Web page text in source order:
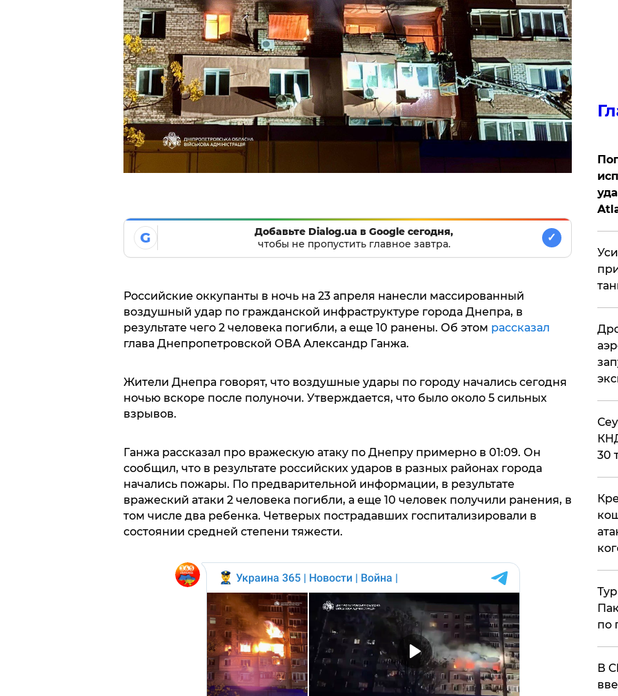
G
Добавьте Dialog.ua в Google сегодня,
чтобы не пропустить главное завтра.
✓
Российские оккупанты в ночь на 23 апреля нанесли массированный
воздушный удар по гражданской инфраструктуре города Днепра, в
результате чего 2 человека погибли, а еще 10 ранены. Об этом рассказал
глава Днепропетровской ОВА Александр Ганжа.
Жители Днепра говорят, что воздушные удары по городу начались сегодня
ночью вскоре после полуночи. Утверждается, что было около 5 сильных
взрывов.
Ганжа рассказал про вражескую атаку по Днепру примерно в 01:09. Он
сообщил, что в результате российских ударов в разных районах города
начались пожары. По предварительной информации, в результате
вражеский атаки 2 человека погибли, а еще 10 человек получили ранения, в
том числе два ребенка. Четверых пострадавших госпитализировали в
состоянии средней степени тяжести.
30
по
В